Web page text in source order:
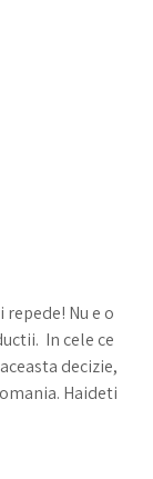
Nu e o
In cele ce
decizie,
Haideti